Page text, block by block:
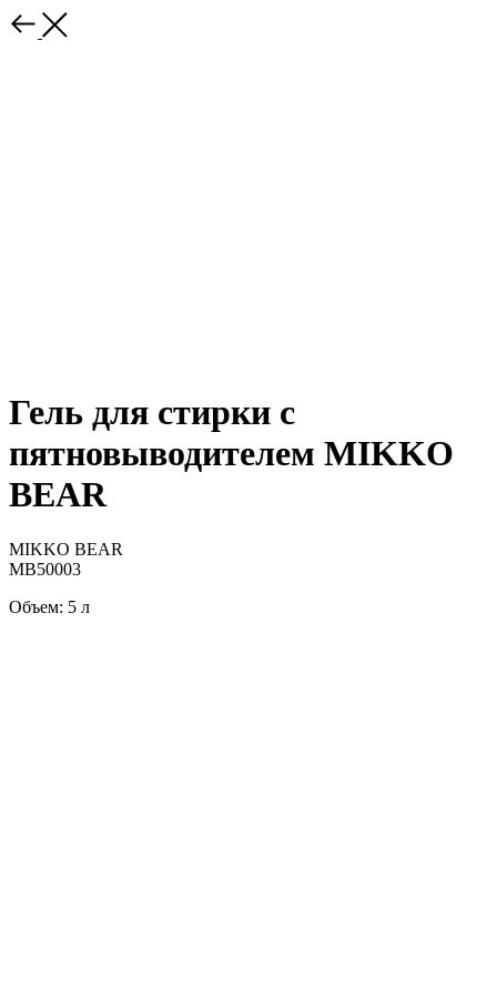
Гель для стирки с
пятновыводителем MIKKO
BEAR
MIKKO BEAR
MB50003
Объем: 5 л